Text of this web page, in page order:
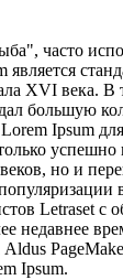
часто
является
XVI века. В
большую
Ipsum
успешно
но и
Letraset с
недавнее
Ipsum.